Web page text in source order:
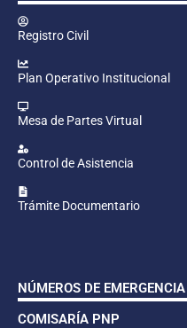
Registro Civil
Plan Operativo Institucional
Mesa de Partes Virtual
Control de Asistencia
Trámite Documentario
NÚMEROS DE EMERGENCIA
COMISARÍA PNP